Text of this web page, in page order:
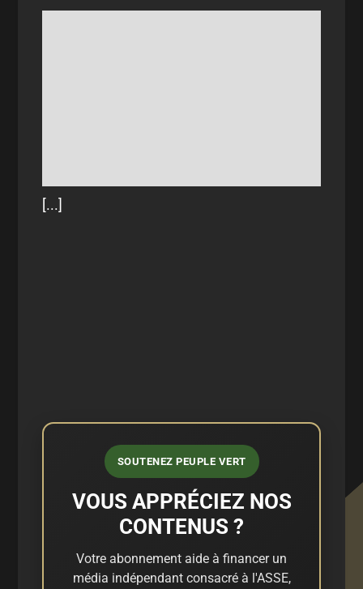
[...]
SOUTENEZ PEUPLE VERT
VOUS APPRÉCIEZ NOS
CONTENUS ?
Votre abonnement aide à financer un
média indépendant consacré à l'ASSE,